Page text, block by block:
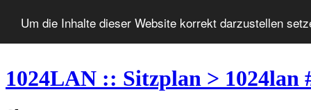
Um die Inhalte dieser Website korrekt darzustellen
1024LAN :: Sitzplan > 1024lan